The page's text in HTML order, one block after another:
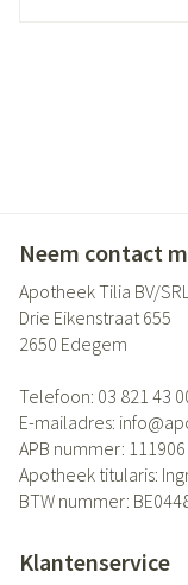
Neem contact
Apotheek Tilia BV/
Drie Eikenstraat 655
2650 Edegem
Telefoon: 03 821 43
E-mailadres: info@
APB nummer: 111906
Apotheek titularis:
BTW nummer:
Klantenservice